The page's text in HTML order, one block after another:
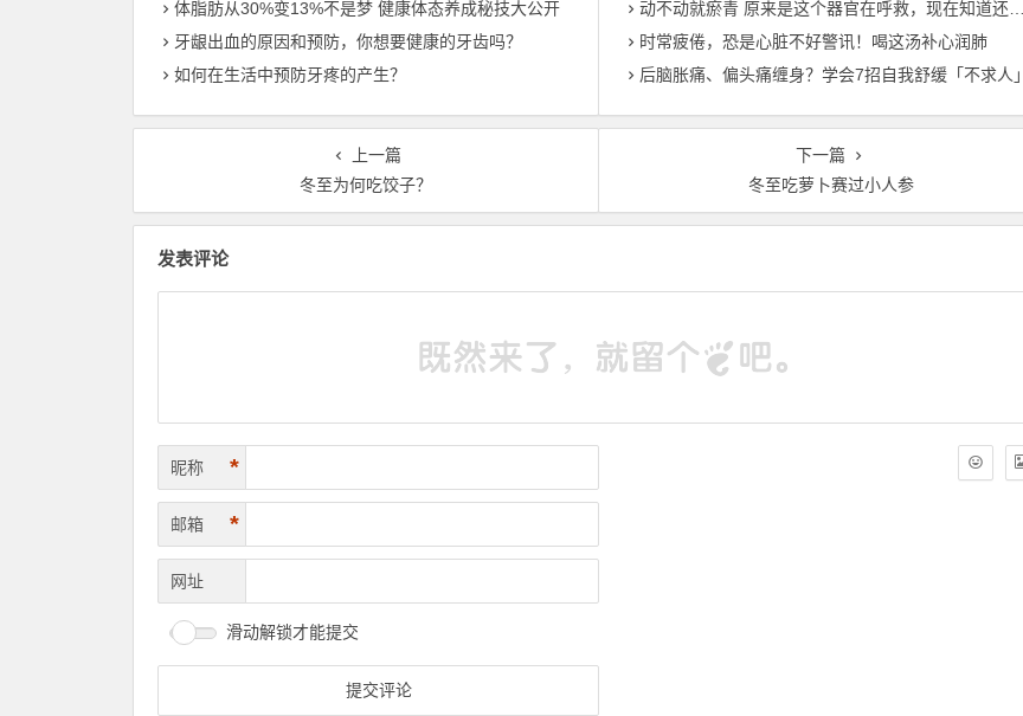
体脂肪从30%变13%不是梦 健康体态养成秘技大公开
牙龈出血的原因和预防，你想要健康的牙齿吗？
如何在生活中预防牙疼的产生？
动不动就瘀青 原来是这个器官在呼救，现在知道还不算晚啊
时常疲倦，恐是心脏不好警讯！喝这汤补心润肺
后脑胀痛、偏头痛缠身？学会7招自我舒缓「不求人」
上一篇
冬至为何吃饺子？
下一篇
冬至吃萝卜赛过小人参
发表评论
昵称 *
邮箱 *
网址
滑动解锁才能提交